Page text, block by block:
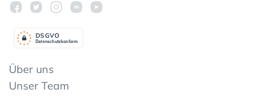
Datenschutzkonform
DSGVO
Über uns
Unser Team